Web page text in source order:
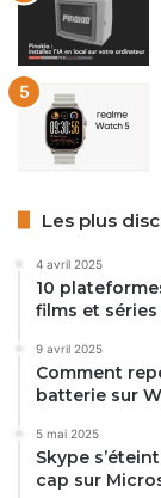
Les plus
4 avril 2025
10
films et
9 avril 2025
Comment
batterie sur
5 mai 2025
Skype
cap sur